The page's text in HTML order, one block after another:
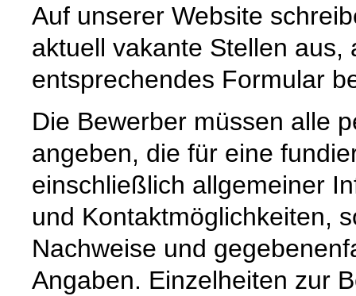
Auf unserer Website
aktuell vakante Stellen
entsprechendes Formular
Die Bewerber müssen alle
angeben, die für eine
einschließlich allgemeiner
und Kontaktmöglichkeiten,
Nachweise und
Angaben. Einzelheiten zur